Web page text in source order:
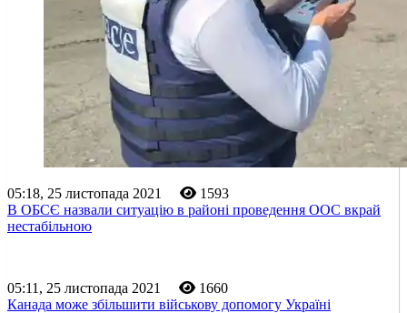
05:18, 25 листопада 2021
1593
В ОБСЄ назвали ситуацію в районі проведення ООС вкрай
нестабільною
05:11, 25 листопада 2021
1660
Канада може збільшити військову допомогу Україні